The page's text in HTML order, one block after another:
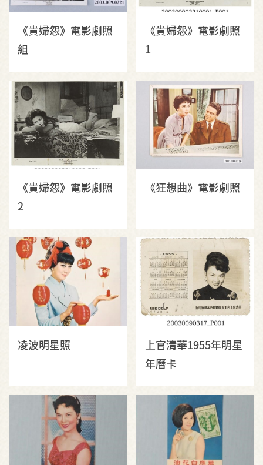
《貴婦怨》電影劇照
組
《貴婦怨》電影劇照
1
《貴婦怨》電影劇照
2
《狂想曲》電影劇照
凌波明星照
上官清華1955年明星
年曆卡